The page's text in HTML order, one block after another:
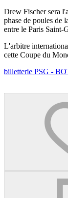
Drew Fischer sera
phase de poules de
entre le Paris Saint-
L'arbitre
cette Coupe du
billetterie PSG -